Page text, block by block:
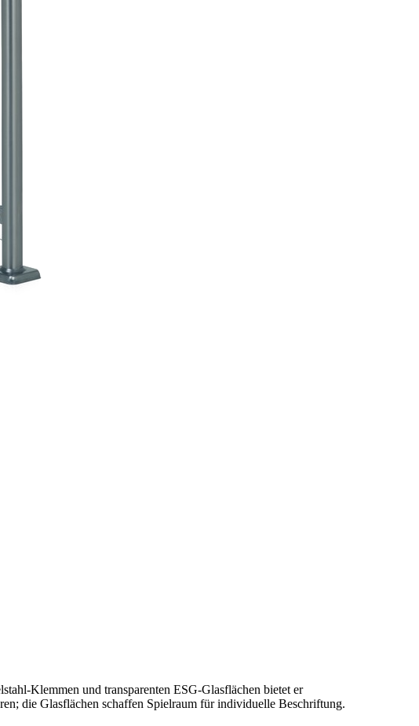
Klemmen und transparenten ESG-Glasflächen bietet er
die Glasflächen schaffen Spielraum für individuelle Beschriftung.